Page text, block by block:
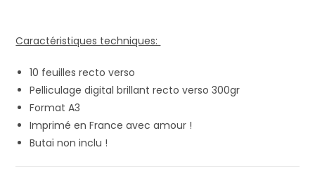
Caractéristiques techniques:
10 feuilles recto verso
Pelliculage digital brillant recto verso 300gr
Format A3
Imprimé en France avec amour !
Butaï non inclu !